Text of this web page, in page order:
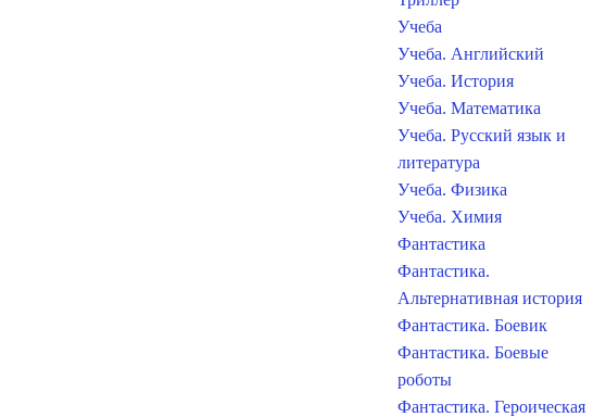
Учеба
Учеба. Английский
Учеба. История
Учеба. Математика
Учеба. Русский язык и
литература
Учеба. Физика
Учеба. Химия
Фантастика
Фантастика.
Альтернативная история
Фантастика. Боевик
Фантастика. Боевые
роботы
Фантастика. Героическая